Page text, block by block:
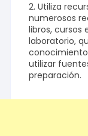
2. Utiliza
numerosos
libros, cursos
laboratorio,
utilizar
preparación.